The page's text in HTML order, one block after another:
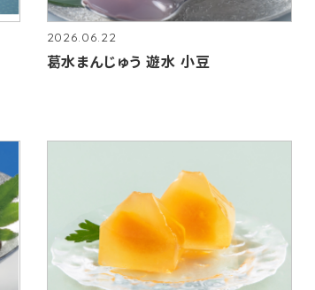
2026.06.22
葛水まんじゅう 遊水 小豆